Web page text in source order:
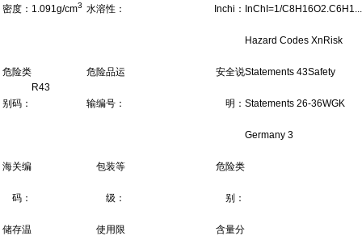
密度： 1.091g/cm3 水溶性： Inchi： InChI=1/C8H16O2.C6H1...
危险类
别码：
R43
危险品运
输编号：
安全说
明：
Hazard Codes XnRisk
Statements 43Safety
Statements 26-36WGK
Germany 3
海关编
码：
包装等
级：
危险类
别：
储存温 使用限 含量分